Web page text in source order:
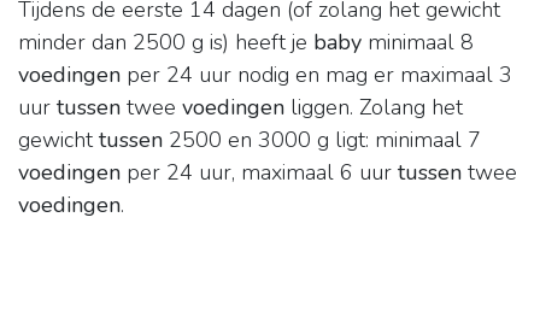
Tijdens de eerste 14 dagen (of zolang het gewicht
minder dan 2500 g is) heeft je baby minimaal 8
voedingen per 24 uur nodig en mag er maximaal 3
uur tussen twee voedingen liggen. Zolang het
gewichttussen 2500 en 3000 g ligt: minimaal 7
voedingen per 24 uur, maximaal 6 uur tussen twee
voedingen.